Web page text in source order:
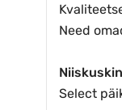
Need
Select